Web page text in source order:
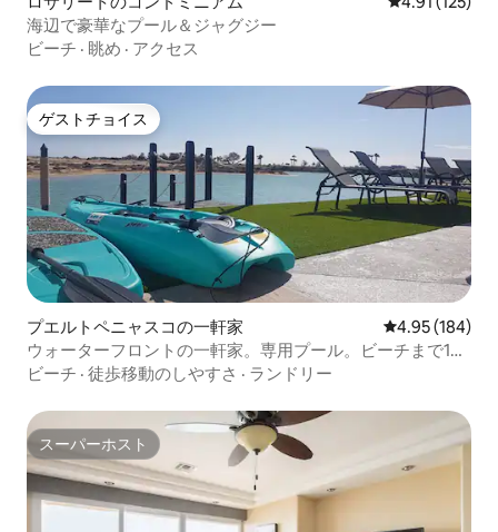
海辺で豪華なプール＆ジャグジー
ビーチ · 眺め · アクセス
ゲストチョイス
ゲストチョイス
プエルトペニャスコの一軒家 レビュー184
4.95 (184)
ウォーターフロントの一軒家。専用プール。ビーチまで1ブ
ロック
ビーチ · 徒歩移動のしやすさ · ランドリー
スーパーホスト
スーパーホスト